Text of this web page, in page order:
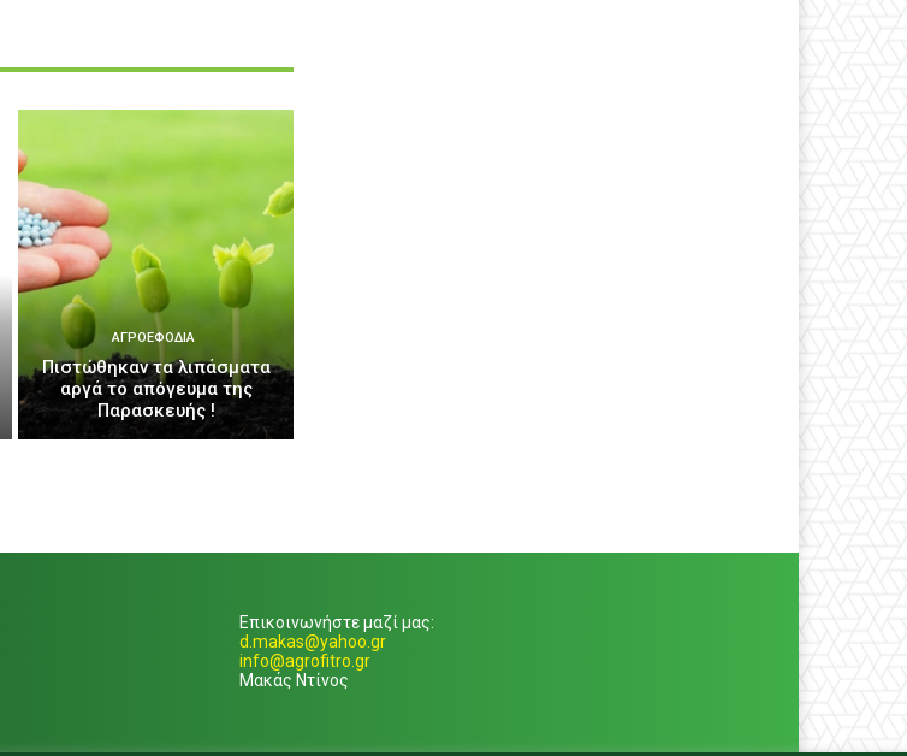
ΑΓΡΟΕΦΌΔΙΑ
Πιστώθηκαν τα λιπάσματα
αργά το απόγευμα της
Παρασκευής !
Επικοινωνήστε μαζί μας:
d.makas@yahoo.gr
info@agrofitro.gr
Μακάς Ντίνος